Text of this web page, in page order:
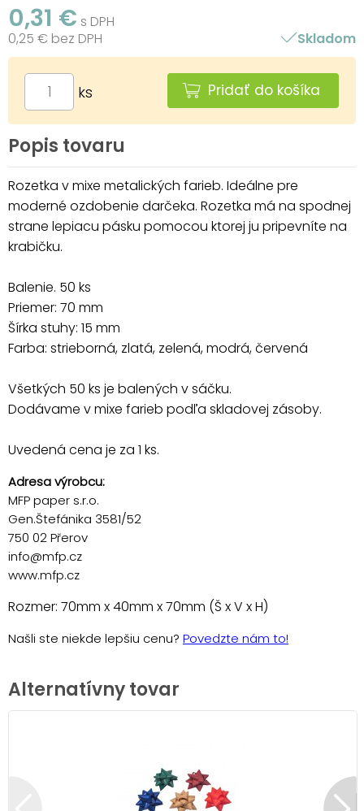
0,31 € s DPH
0,25 € bez DPH
Skladom
ks Pridať do košíka
Popis tovaru
Rozetka v mixe metalických farieb. Ideálne pre
moderné ozdobenie darčeka. Rozetka má na spodnej
strane lepiacu pásku pomocou ktorej ju pripevníte na
krabičku.
Balenie. 50 ks
Priemer: 70 mm
Šírka stuhy: 15 mm
Farba: strieborná, zlatá, zelená, modrá, červená
Všetkých 50 ks je balených v sáčku.
Dodávame v mixe farieb podľa skladovej zásoby.
Uvedená cena je za 1 ks.
Adresa výrobcu:
MFP paper s.r.o.
Gen.Štefánika 3581/52
750 02 Přerov
info@mfp.cz
www.mfp.cz
Rozmer: 70mm x 40mm x 70mm (Š x V x H)
Našli ste niekde lepšiu cenu? Povedzte nám to!
Alternatívny tovar